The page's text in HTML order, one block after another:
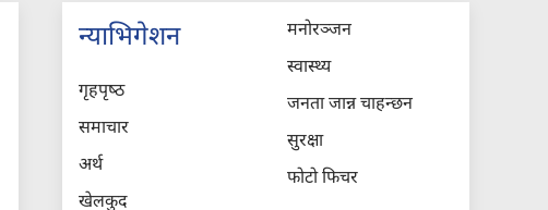
न्याभिगेशन
गृहपृष्‍ठ
समाचार
अर्थ
खेलकुद
मनोरञ्जन
स्वास्थ्य
जनता जान्न चाहन्छन
सुरक्षा
फोटो फिचर